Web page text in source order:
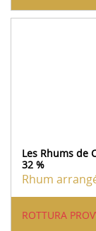
Les Rhums de
32 %
Rhum
ROTTURA